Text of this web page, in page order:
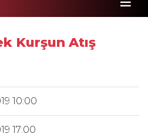
Kurşun Atış
10:00
17:00